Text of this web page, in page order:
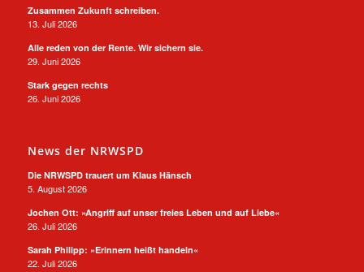
Zusammen Zukunft schreiben.
13. Juli 2026
Alle reden von der Rente. Wir sichern sie.
29. Juni 2026
Stark gegen rechts
26. Juni 2026
News der NRWSPD
Die NRWSPD trauert um Klaus Hänsch
5. August 2026
Jochen Ott: »Angriff auf unser freies Leben und auf Liebe«
26. Juli 2026
Sarah Philipp: »Erinnern heißt handeln«
22. Juli 2026